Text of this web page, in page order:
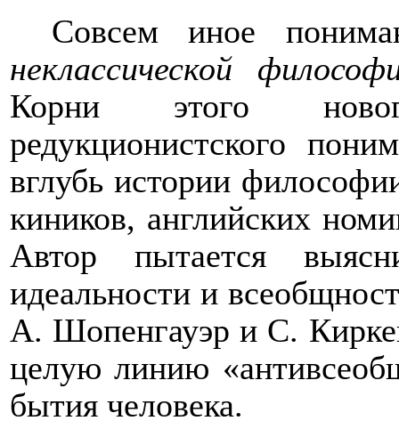
Совсем иное
неклассической
Корни этого
редукционистского
вглубь истории
киников, английских
Автор пытается
идеальности и
А. Шопенгауэр и С.
целую линию
бытия человека.